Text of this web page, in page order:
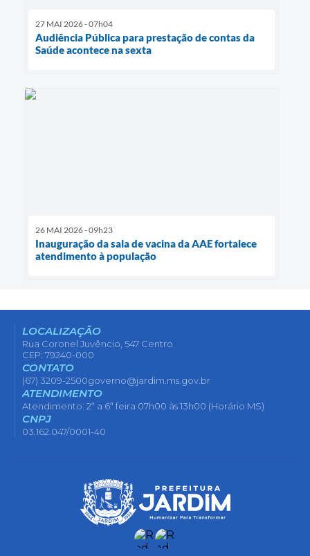
27 MAI 2026 - 07h04
Audiência Pública para prestação de contas da
Saúde acontece na sexta
26 MAI 2026 - 09h23
Inauguração da sala de vacina da AAE fortalece
atendimento à população
LOCALIZAÇÃO
Rua Coronel Juvêncio, 547 Centro
CEP: 79240-000
CONTATO
(67) 3209-2500governo@jardim.ms.gov.br
ATENDIMENTO
Atendimento: 2ª a 6ª feira 07h00 às 13h00 (Horário MS)
CNPJ
03.162.047/0001-40